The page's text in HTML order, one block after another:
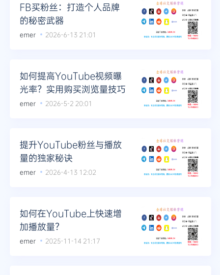
FB买粉丝：打造个人品牌
的秘密武器
emer 2026-6-13 21:01
如何提高YouTube视频曝
光率？实用购买浏览量技巧
emer 2026-5-2 20:01
提升YouTube粉丝与播放
量的独家秘诀
emer 2026-4-13 12:02
如何在YouTube上快速增
加播放量？
emer 2025-11-14 21:17